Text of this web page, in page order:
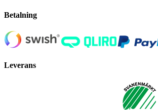
Betalning
Leverans